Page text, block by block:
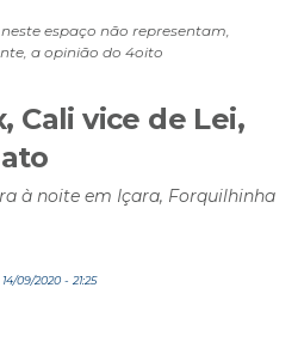
espaço não representam,
a opinião do 4oito
Cali vice de Lei,
à noite em Içara, Forquilhinha
09/2020 - 21:25